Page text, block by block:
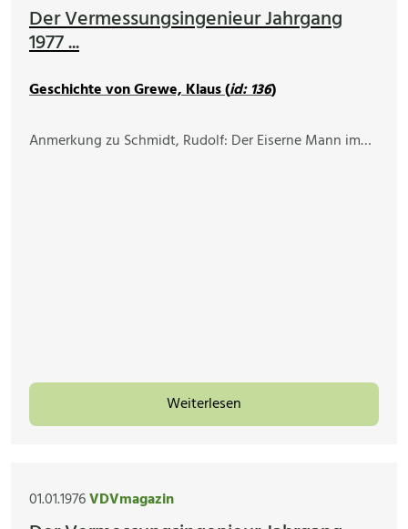
Der Vermessungsingenieur Jahrgang
1977 ...
Geschichte von Grewe, Klaus (id: 136)
Anmerkung zu Schmidt, Rudolf: Der Eiserne Mann im…
Weiterlesen
01.01.1976VDVmagazin